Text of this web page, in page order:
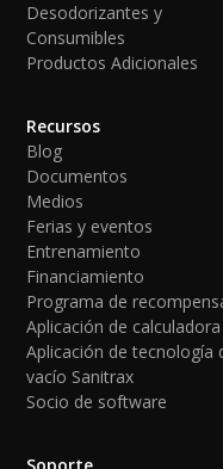
Desodorizantes y
Consumibles
Productos Adicionales
Recursos
Blog
Documentos
Medios
Ferias y eventos
Entrenamiento
Financiamiento
Programa de
Aplicación de calculadora
Aplicación de tecnología
vacío Sanitrax
Socio de software